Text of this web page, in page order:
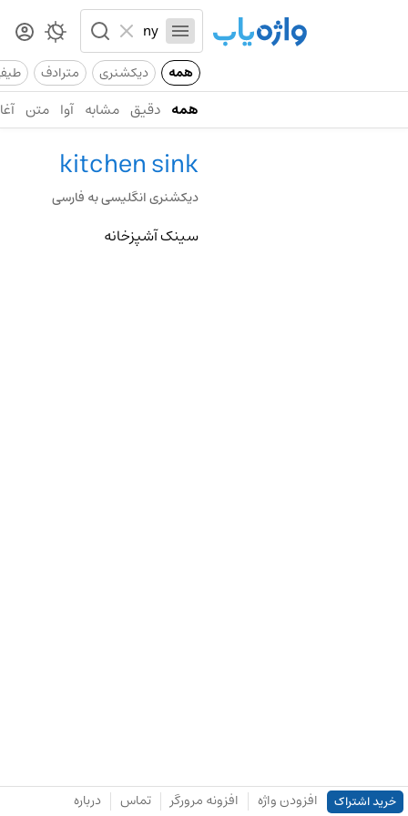
همه دیکشنری مترادف
همه دقیق مشابه آوا متن
kitchen sink
دیکشنری انگلیسی به فارسی
سینک آشپزخانه
خرید اشتراک افزودن واژه افزونه مرورگر تماس درباره